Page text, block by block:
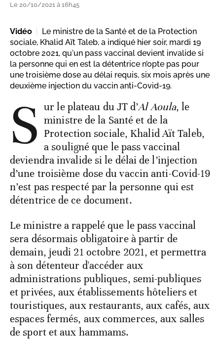
Le 20/10/2021 à 16h45
Vidéo
Le ministre de la Santé et de la Protection
sociale, Khalid Aït Taleb, a indiqué hier soir, mardi 19
octobre 2021, qu'un pass vaccinal devient invalide si
la personne qui en est la détentrice n’opte pas pour
une troisième dose au délai requis, six mois après une
deuxième injection du vaccin anti-Covid-19.
S ur le plateau du JT d’Al Aoula, le
ministre de la Santé et de la
Protection sociale, Khalid Aït Taleb,
a souligné que le pass vaccinal
deviendra invalide si le délai de l’injection
d’une troisième dose du vaccin anti-Covid-19
n’est pas respecté par la personne qui est
détentrice de ce document.
Le ministre a rappelé que le pass vaccinal
sera désormais obligatoire à partir de
demain, jeudi 21 octobre 2021, et permettra
à son détenteur d'accéder aux
administrations publiques, semi-publiques
et privées, aux établissements hôteliers et
touristiques, aux restaurants, aux cafés, aux
espaces fermés, aux commerces, aux salles
de sport et aux hammams.